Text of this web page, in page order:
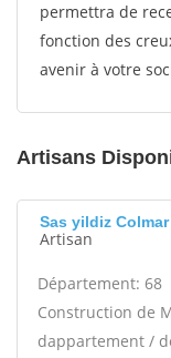
permettra de
fonction des
avenir à votre
Artisans
Sas yildiz Colmar
Artisan
Département: 68
Construction de
dappartement /